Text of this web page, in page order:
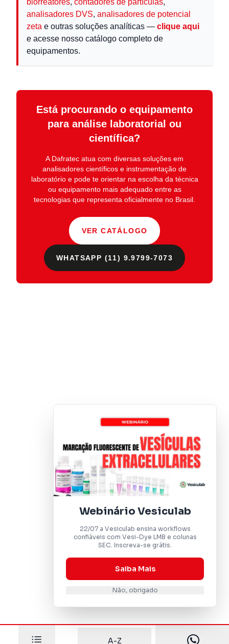
Webinário Vesiculab
22/07 a Vesiculab ensina workflows
confiáveis com Vesi-Dye LMB e colunas
SEC. Inscreva-se grátis.
Saiba Mais
Não, obrigado
analisadores DVS, analisadores de potencial
zeta e outras soluções analíticas — clique aqui
e acesse nosso catálogo completo de
equipamentos.
Está procurando o equipamento
para análise laboratorial ou
científica?
A Dafratec atua com diversas soluções em
analisadores científicos e instrumentação de
laboratórioe pode te orientar na escolha da técnica
ou equipamento mais adequado entre as
tecnologias que representa oficialmente no Brasil.
VER CATÁLOGO
WHATSAPP (11) 9.9799-7073
A-Z